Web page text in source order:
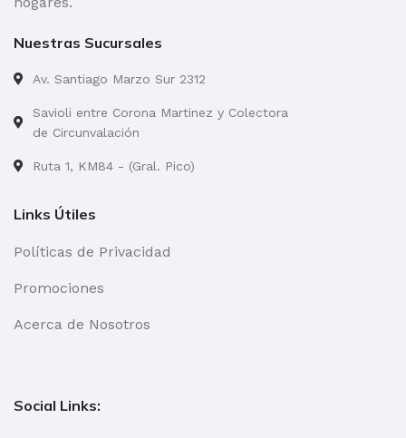
Nuestras Sucursales
Av. Santiago Marzo Sur 2312
Savioli entre Corona Martinez y Colectora
de Circunvalación
Ruta 1, KM84 - (Gral. Pico)
Links Útiles
Políticas de Privacidad
Promociones
Acerca de Nosotros
Social Links: